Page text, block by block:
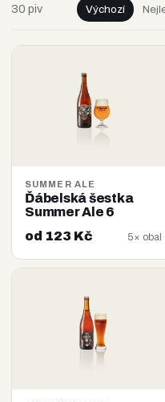
30 piv Výchozí
SUMMER ALE
Ďábelská šestka
Summer Ale 6
od 123 Kč
5× obal